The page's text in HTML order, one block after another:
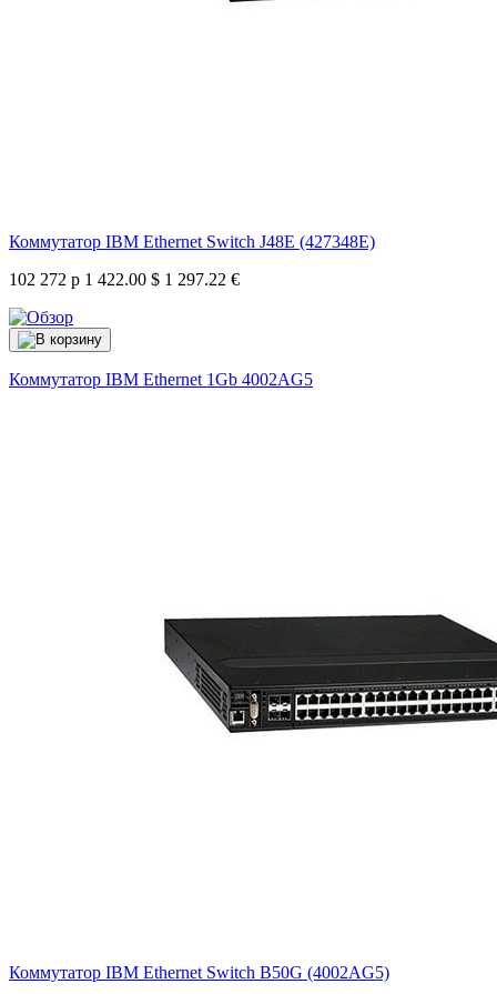
Коммутатор IBM Ethernet Switch J48E (427348E)
102 272 р 1 422.00 $ 1 297.22 €
Коммутатор IBM Ethernet 1Gb 4002AG5
Коммутатор IBM Ethernet Switch B50G (4002AG5)